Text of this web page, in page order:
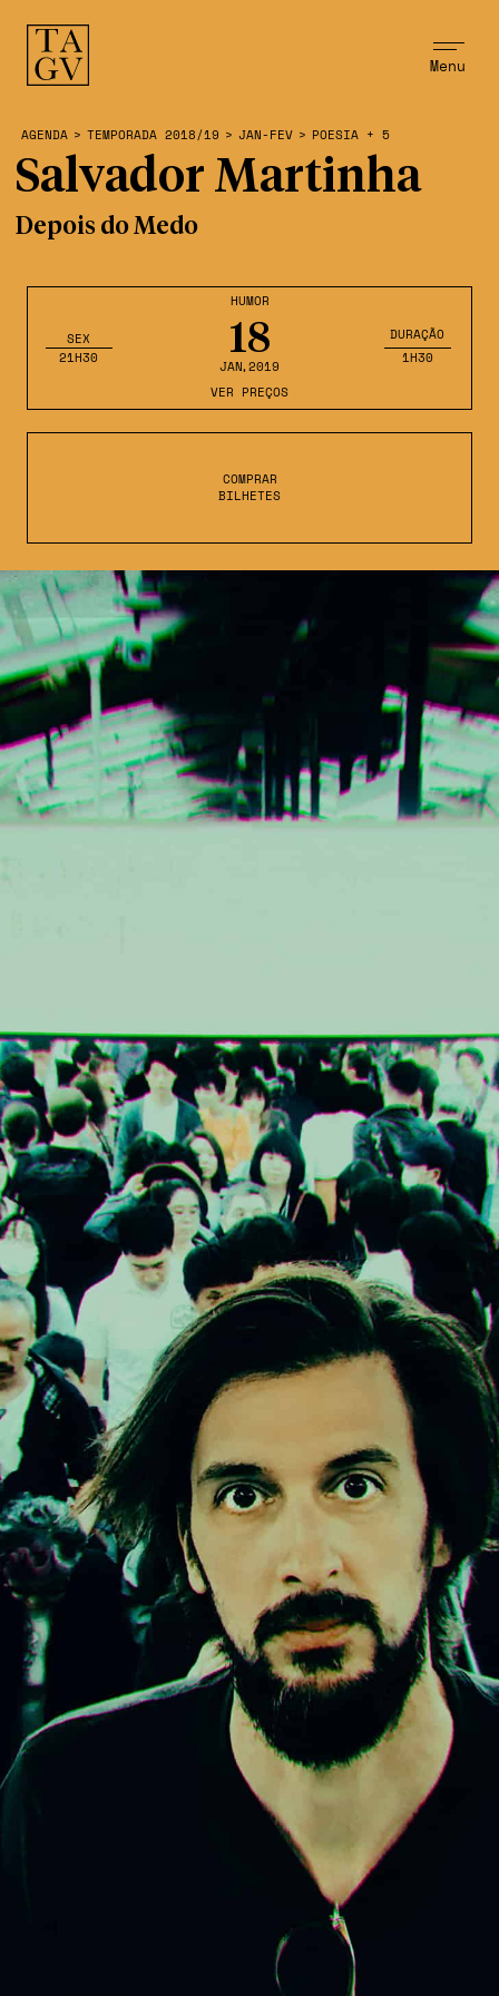
Menu
HUMOR
18
JAN,2019
SEX
21H30
DURAÇÃO
1H30
VER PREÇOS
COMPRAR
BILHETES
AGENDA > TEMPORADA 2018/19 > JAN-FEV > POESIA + 5
Salvador Martinha
Depois do Medo